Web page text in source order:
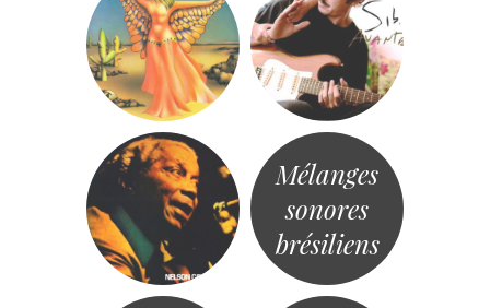
Mélanges
sonores
brésiliens